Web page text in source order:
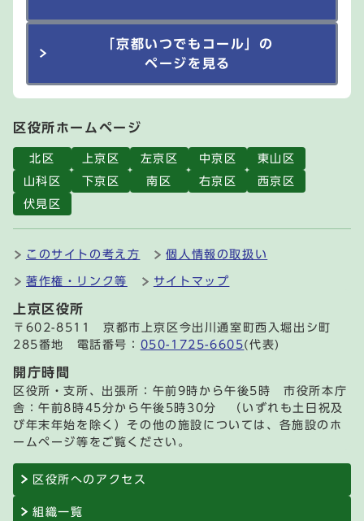
「京都いつでもコール」の
ページを見る
区役所ホームページ
北区 上京区 左京区 中京区
東山区
山科区
下京区 南区 右京区
西京区
伏見区
このサイトの考え方 個人情報の取扱い
著作権・リンク等 サイトマップ
上京区役所
〒602-8511 京都市上京区今出川通室町西入堀出シ町
285番地 電話番号： 050-1725-6605(代表)
開庁時間
区役所・支所、出張所：午前9時から午後5時 市役所本庁
舎：午前8時45分から午後5時30分 （いずれも土日祝及
び年末年始を除く）その他の施設については、各施設のホ
ームページ等をご覧ください。
区役所へのアクセス
組織一覧